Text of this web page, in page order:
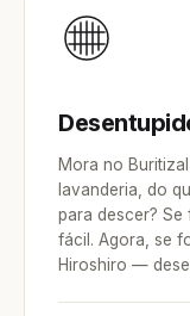
Mora no
lavanderia, do
para descer?
fácil. Agora, se
Hiroshiro —